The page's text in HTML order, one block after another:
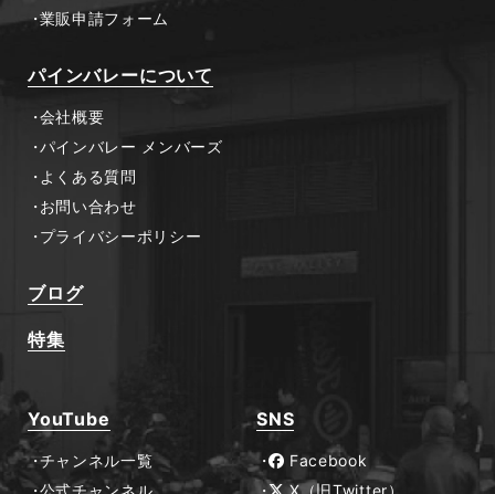
業販申請フォーム
パインバレーについて
会社概要
パインバレー メンバーズ
よくある質問
お問い合わせ
プライバシーポリシー
ブログ
特集
YouTube
チャンネル一覧
SNS
Facebook